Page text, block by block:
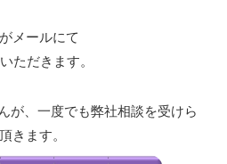
メールにて
ただきます。
が、一度でも弊社相談を受けら
きます。